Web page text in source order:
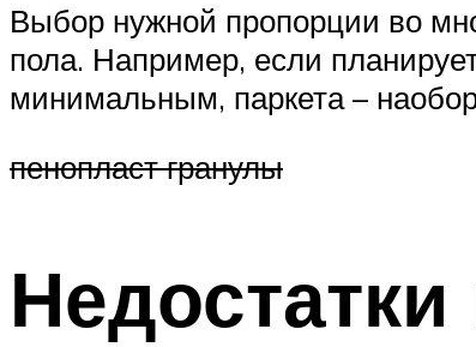
Выбор нужной пропорции во
пола. Например, если
минимальным, паркета –
пенопласт гранулы